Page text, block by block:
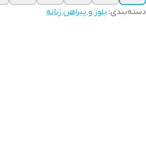
دسته‌بندی: بلوز و پیراهن زنانه